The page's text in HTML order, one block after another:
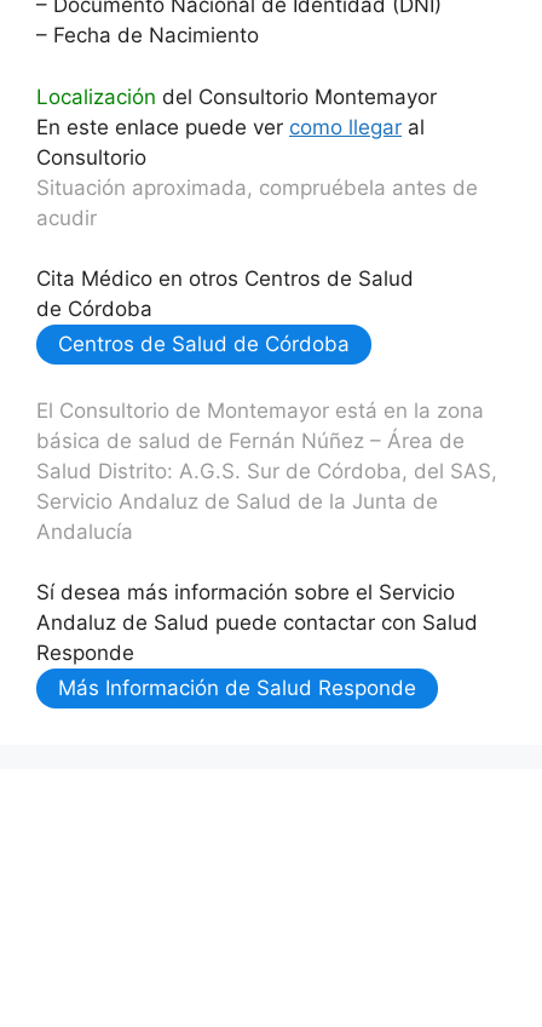
– Documento Nacional de Identidad (DNI)
– Fecha de Nacimiento
Localización del Consultorio Montemayor
En este enlace puede ver como llegar al
Consultorio
Situación aproximada, compruébela antes de
acudir
Cita Médico en otros Centros de Salud
de Córdoba
Centros de Salud de Córdoba
El Consultorio de Montemayor está en la zona
básica de salud de Fernán Núñez – Área de
Salud Distrito: A.G.S. Sur de Córdoba, del SAS,
Servicio Andaluz de Salud de la Junta de
Andalucía
Sí desea más información sobre el Servicio
Andaluz de Salud puede contactar con Salud
Responde
Más Información de Salud Responde